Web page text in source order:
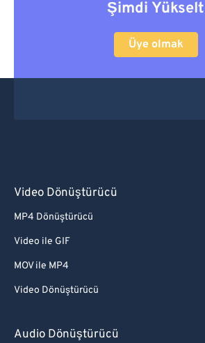
Şimdi Yükselt
Üye olmak
Video Dönüştürücü
MP4 Dönüştürücü
Video ile GIF
MOV ile MP4
Video Dönüştürücü
Audio Dönüştürücü